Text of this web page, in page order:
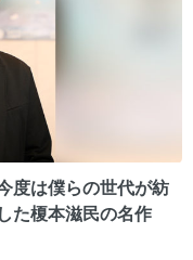
度は僕らの世代が紡
た榎本滋民の名作